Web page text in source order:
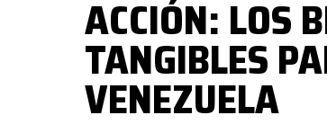
ACCIÓN: LOS
TANGIBLES
VENEZUELA